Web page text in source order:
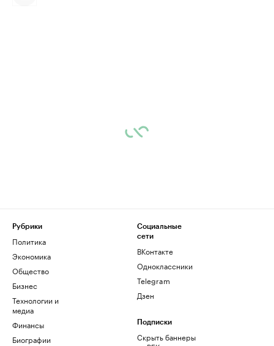
Рубрики
Политика
Экономика
Общество
Бизнес
Технологии и
медиа
Финансы
Биографии
Социальные
сети
ВКонтакте
Одноклассники
Telegram
Дзен
Подписки
Скрыть баннеры